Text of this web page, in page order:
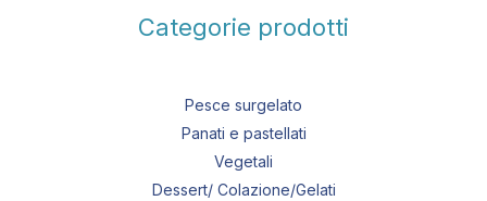
Categorie prodotti
Pesce surgelato
Panati e pastellati
Vegetali
Dessert/ Colazione/Gelati